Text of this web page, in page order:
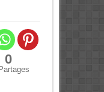
0
Partages